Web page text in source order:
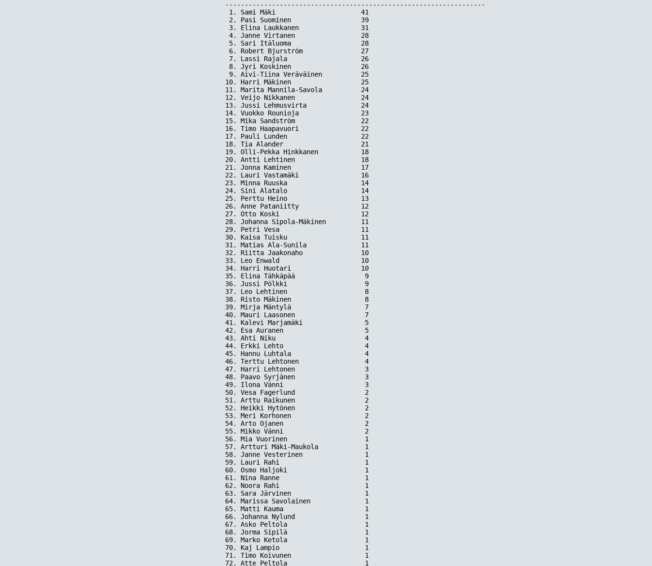
-------------------------------------------------------------------
1. Sami Mäki                      41
2. Pasi Suominen                  39
3. Elina Laukkanen                31
4. Janne Virtanen                 28
5. Sari Itäluoma                  28
6. Robert Bjurström               27
7. Lassi Rajala                   26
8. Jyri Koskinen                  26
9. Aivi-Tiina Veräväinen          25
10. Harri Mäkinen                  25
11. Marita Mannila-Savola          24
12. Veijo Nikkanen                 24
13. Jussi Lehmusvirta              24
14. Vuokko Rounioja                23
15. Mika Sandström                 22
16. Timo Haapavuori                22
17. Pauli Lunden                   22
18. Tia Alander                    21
19. Olli-Pekka Hinkkanen           18
20. Antti Lehtinen                 18
21. Jonna Kaminen                  17
22. Lauri Vastamäki                16
23. Minna Ruuska                   14
24. Sini Alatalo                   14
25. Perttu Heino                   13
26. Anne Pataniitty                12
27. Otto Koski                     12
28. Johanna Sipola-Mäkinen         11
29. Petri Vesa                     11
30. Kaisa Tuisku                   11
31. Matias Ala-Sunila              11
32. Riitta Jaakonaho               10
33. Leo Enwald                     10
34. Harri Huotari                  10
35. Elina Tähkäpää                  9
36. Jussi Pölkki                    9
37. Leo Lehtinen                    8
38. Risto Mäkinen                   8
39. Mirja Mäntylä                   7
40. Mauri Laasonen                  7
41. Kalevi Marjamäki                5
42. Esa Auranen                     5
43. Ahti Niku                       4
44. Erkki Lehto                     4
45. Hannu Luhtala                   4
46. Terttu Lehtonen                 4
47. Harri Lehtonen                  3
48. Paavo Syrjänen                  3
49. Ilona Vänni                     3
50. Vesa Fagerlund                  2
51. Arttu Raikunen                  2
52. Heikki Hytönen                  2
53. Meri Korhonen                   2
54. Arto Ojanen                     2
55. Mikko Vänni                     2
56. Mia Vuorinen                    1
57. Artturi Mäki-Maukola            1
58. Janne Vesterinen                1
59. Lauri Rahi                      1
60. Osmo Haljoki                    1
61. Nina Ranne                      1
62. Noora Rahi                      1
63. Sara Järvinen                   1
64. Marissa Savolainen              1
65. Matti Kauma                     1
66. Johanna Nylund                  1
67. Asko Peltola                    1
68. Jorma Sipilä                    1
69. Marko Ketola                    1
70. Kaj Lampio                      1
71. Timo Koivunen                   1
72. Atte Peltola                    1